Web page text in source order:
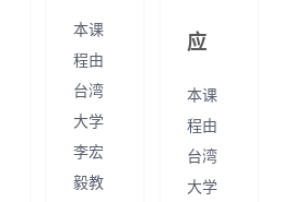
本课
程由
台湾
大学
李宏
毅教
应
本课
程由
台湾
大学